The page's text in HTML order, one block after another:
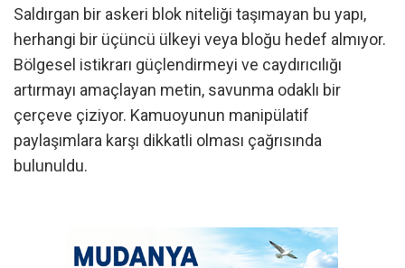
Saldırgan bir askeri blok niteliği taşımayan bu yapı,
herhangi bir üçüncü ülkeyi veya bloğu hedef almıyor.
Bölgesel istikrarı güçlendirmeyi ve caydırıcılığı
artırmayı amaçlayan metin, savunma odaklı bir
çerçeve çiziyor. Kamuoyunun manipülatif
paylaşımlara karşı dikkatli olması çağrısında
bulunuldu.